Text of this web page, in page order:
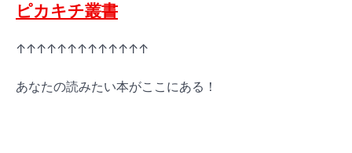
ピカキチ叢書
↑↑↑↑↑↑↑↑↑↑↑↑↑
あなたの読みたい本がここにある！